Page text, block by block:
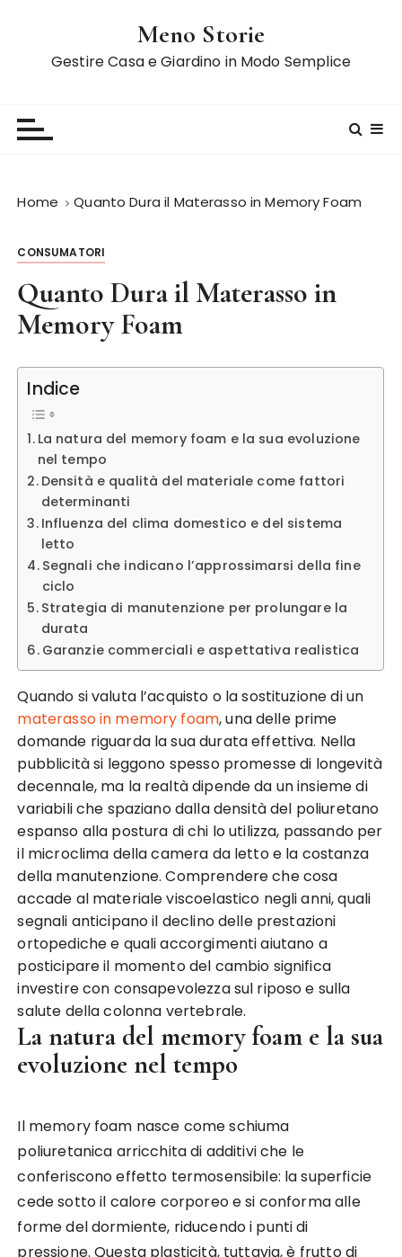
Meno Storie
Gestire Casa e Giardino in Modo Semplice
Home Quanto Dura il Materasso in Memory Foam
CONSUMATORI
Quanto Dura il Materasso in
Memory Foam
Indice
La natura del memory foam e la sua evoluzione
nel tempo
Densità e qualità del materiale come fattori
determinanti
Influenza del clima domestico e del sistema
letto
Segnali che indicano l’approssimarsi della fine
ciclo
Strategia di manutenzione per prolungare la
durata
Garanzie commerciali e aspettativa realistica
Quando si valuta l’acquisto o la sostituzione di un
materasso in memory foam, una delle prime
domande riguarda la sua durata effettiva. Nella
pubblicità si leggono spesso promesse di longevità
decennale, ma la realtà dipende da un insieme di
variabili che spaziano dalla densità del poliuretano
espanso alla postura di chi lo utilizza, passando per
il microclima della camera da letto e la costanza
della manutenzione. Comprendere che cosa
accade al materiale viscoelastico negli anni, quali
segnali anticipano il declino delle prestazioni
ortopediche e quali accorgimenti aiutano a
posticipare il momento del cambio significa
investire con consapevolezza sul riposo e sulla
salute della colonna vertebrale.
La natura del memory foam e la sua
evoluzione nel tempo
Il memory foam nasce come schiuma
poliuretanica arricchita di additivi che le
conferiscono effetto termosensibile: la superficie
cede sotto il calore corporeo e si conforma alle
forme del dormiente, riducendo i punti di
pressione. Questa plasticità, tuttavia, è frutto di